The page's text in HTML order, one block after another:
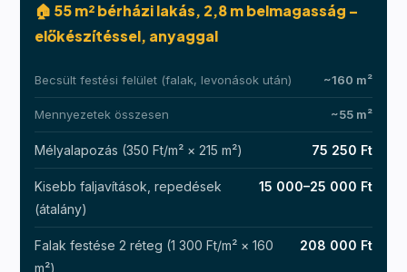
🏠 55 m² bérházi lakás, 2,8 m belmagasság –
előkészítéssel, anyaggal
Becsült festési felület (falak, levonások után) ~160 m²
Mennyezetek összesen ~55 m²
Mélyalapozás (350 Ft/m² × 215 m²) 75 250 Ft
Kisebb faljavítások, repedések
(átalány)
15 000–25 000 Ft
Falak festése 2 réteg (1 300 Ft/m² × 160
m²)
208 000 Ft